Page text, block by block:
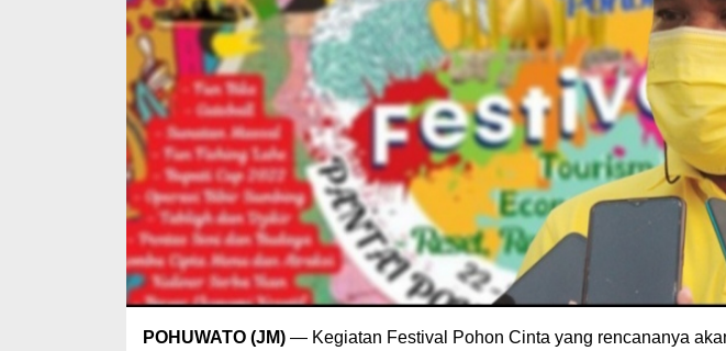
POHUWATO (JM)— Kegiatan Festival Pohon Cinta yang rencananya